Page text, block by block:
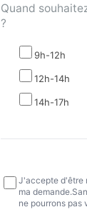
Quand
?
9h-12h
12h-14h
14h-17h
J'accepte d'être
ma
ne pourrons pas